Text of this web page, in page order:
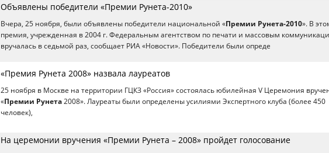
Объявлены победители «Премии Рунета-2010»
Вчера, 25 ноября, были объявлены победители национальной «Премии Рунета-2010». В
премия, учрежденная в 2004 г. Федеральным агентством по печати и массовым
вручалась в седьмой раз, сообщает РИА «Новости». Победители были опреде
«Премия Рунета 2008» назвала лауреатов
25 ноября в Москве на территории ГЦКЗ «Россия» состоялась юбилейная V Церемония
«Премии Рунета 2008». Лауреаты были определены усилиями Экспертного клуба (более 450
человек),
На церемонии вручения «Премии Рунета – 2008» пройдет голосование